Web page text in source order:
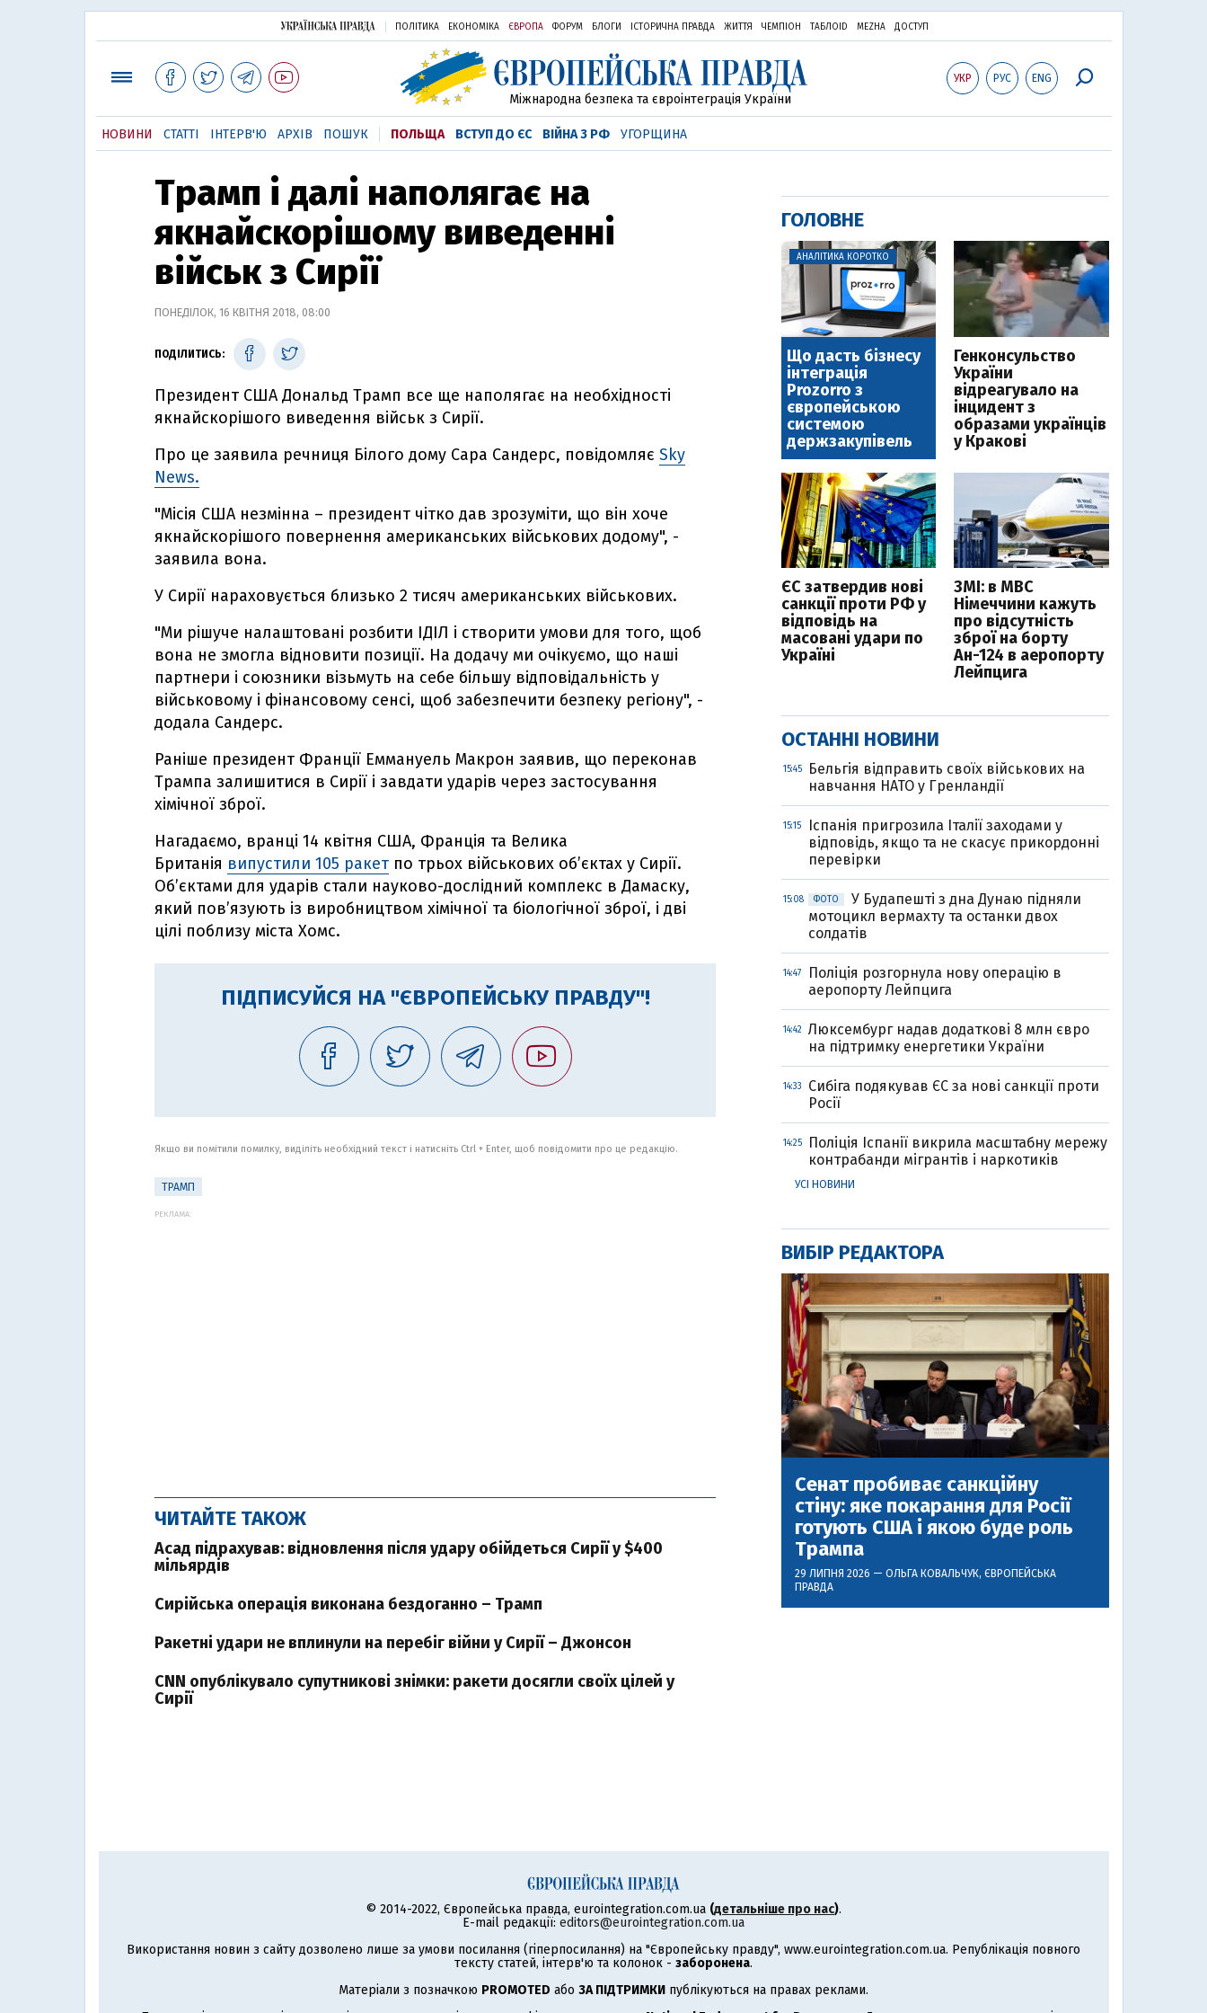
ПОЛІТИКА ЕКОНОМІКА ЄВРОПА ФОРУМ БЛОГИ ІСТОРИЧНА ПРАВДА ЖИТТЯ ЧЕМПІОН ТАБЛОID MEZHA ДОСТУП
УКР РУС ENG
Міжнародна безпека та євроінтеграція України
НОВИНИ СТАТТІ ІНТЕРВ'Ю АРХІВ ПОШУК ПОЛЬЩА ВСТУП ДО ЄС ВІЙНА З РФ УГОРЩИНА
Трамп і далі наполягає на
якнайскорішому виведенні
військ з Сирії
ПОНЕДІЛОК, 16 КВІТНЯ 2018, 08:00
ПОДІЛИТИСЬ:
Президент США Дональд Трамп все ще наполягає на необхідності
якнайскорішого виведення військ з Сирії.
Про це заявила речниця Білого дому Сара Сандерс, повідомляє Sky
News.
"Місія США незмінна – президент чітко дав зрозуміти, що він хоче
якнайскорішого повернення американських військових додому", -
заявила вона.
У Сирії нараховується близько 2 тисяч американських військових.
"Ми рішуче налаштовані розбити ІДІЛ і створити умови для того, щоб
вона не змогла відновити позиції. На додачу ми очікуємо, що наші
партнери і союзники візьмуть на себе більшу відповідальність у
військовому і фінансовому сенсі, щоб забезпечити безпеку регіону", -
додала Сандерс.
Раніше президент Франції Еммануель Макрон заявив, що переконав
Трампа залишитися в Сирії і завдати ударів через застосування
хімічної зброї.
Нагадаємо, вранці 14 квітня США, Франція та Велика
Британія випустили 105 ракет по трьох військових об’єктах у Сирії.
Об’єктами для ударів стали науково-дослідний комплекс в Дамаску,
який пов’язують із виробництвом хімічної та біологічної зброї, і дві
цілі поблизу міста Хомс.
ПІДПИСУЙСЯ НА "ЄВРОПЕЙСЬКУ ПРАВДУ"!
Якщо ви помітили помилку, виділіть необхідний текст і натисніть Ctrl + Enter, щоб повідомити про це редакцію.
ТРАМП
РЕКЛАМА:
ЧИТАЙТЕ ТАКОЖ
Асад підрахував: відновлення після удару обійдеться Сирії у $400
мільярдів
Сирійська операція виконана бездоганно – Трамп
Ракетні удари не вплинули на перебіг війни у Сирії – Джонсон
CNN опублікувало супутникові знімки: ракети досягли своїх цілей у
Сирії
ГОЛОВНЕ
АНАЛІТИКА КОРОТКО
Що дасть бізнесу
інтеграція
Prozorro з
європейською
системою
держзакупівель
Генконсульство
України
відреагувало на
інцидент з
образами українців
у Кракові
ЄС затвердив нові
санкції проти РФ у
відповідь на
масовані удари по
Україні
ЗМІ: в МВС
Німеччини кажуть
про відсутність
зброї на борту
Ан-124 в аеропорту
Лейпцига
ОСТАННІ НОВИНИ
15:45
Бельгія відправить своїх військових на
навчання НАТО у Гренландії
15:15
Іспанія пригрозила Італії заходами у
відповідь, якщо та не скасує прикордонні
перевірки
15:08 ФОТО
У Будапешті з дна Дунаю підняли
мотоцикл вермахту та останки двох
солдатів
14:47
Поліція розгорнула нову операцію в
аеропорту Лейпцига
14:42
Люксембург надав додаткові 8 млн євро
на підтримку енергетики України
14:33
Сибіга подякував ЄС за нові санкції проти
Росії
14:25
Поліція Іспанії викрила масштабну мережу
контрабанди мігрантів і наркотиків
УСІ НОВИНИ
ВИБІР РЕДАКТОРА
Сенат пробиває санкційну
стіну: яке покарання для Росії
готують США і якою буде роль
Трампа
29 ЛИПНЯ 2026 — ОЛЬГА КОВАЛЬЧУК, ЄВРОПЕЙСЬКА
ПРАВДА
© 2014-2022, Європейська правда, eurointegration.com.ua (детальніше про нас).
E-mail редакції: editors@eurointegration.com.ua
Використання новин з сайту дозволено лише за умови посилання (гіперпосилання) на "Європейську правду", www.eurointegration.com.ua. Републікація повного
тексту статей, інтерв'ю та колонок - заборонена.
Матеріали з позначкою PROMOTED або ЗА ПІДТРИМКИ публікуються на правах реклами.